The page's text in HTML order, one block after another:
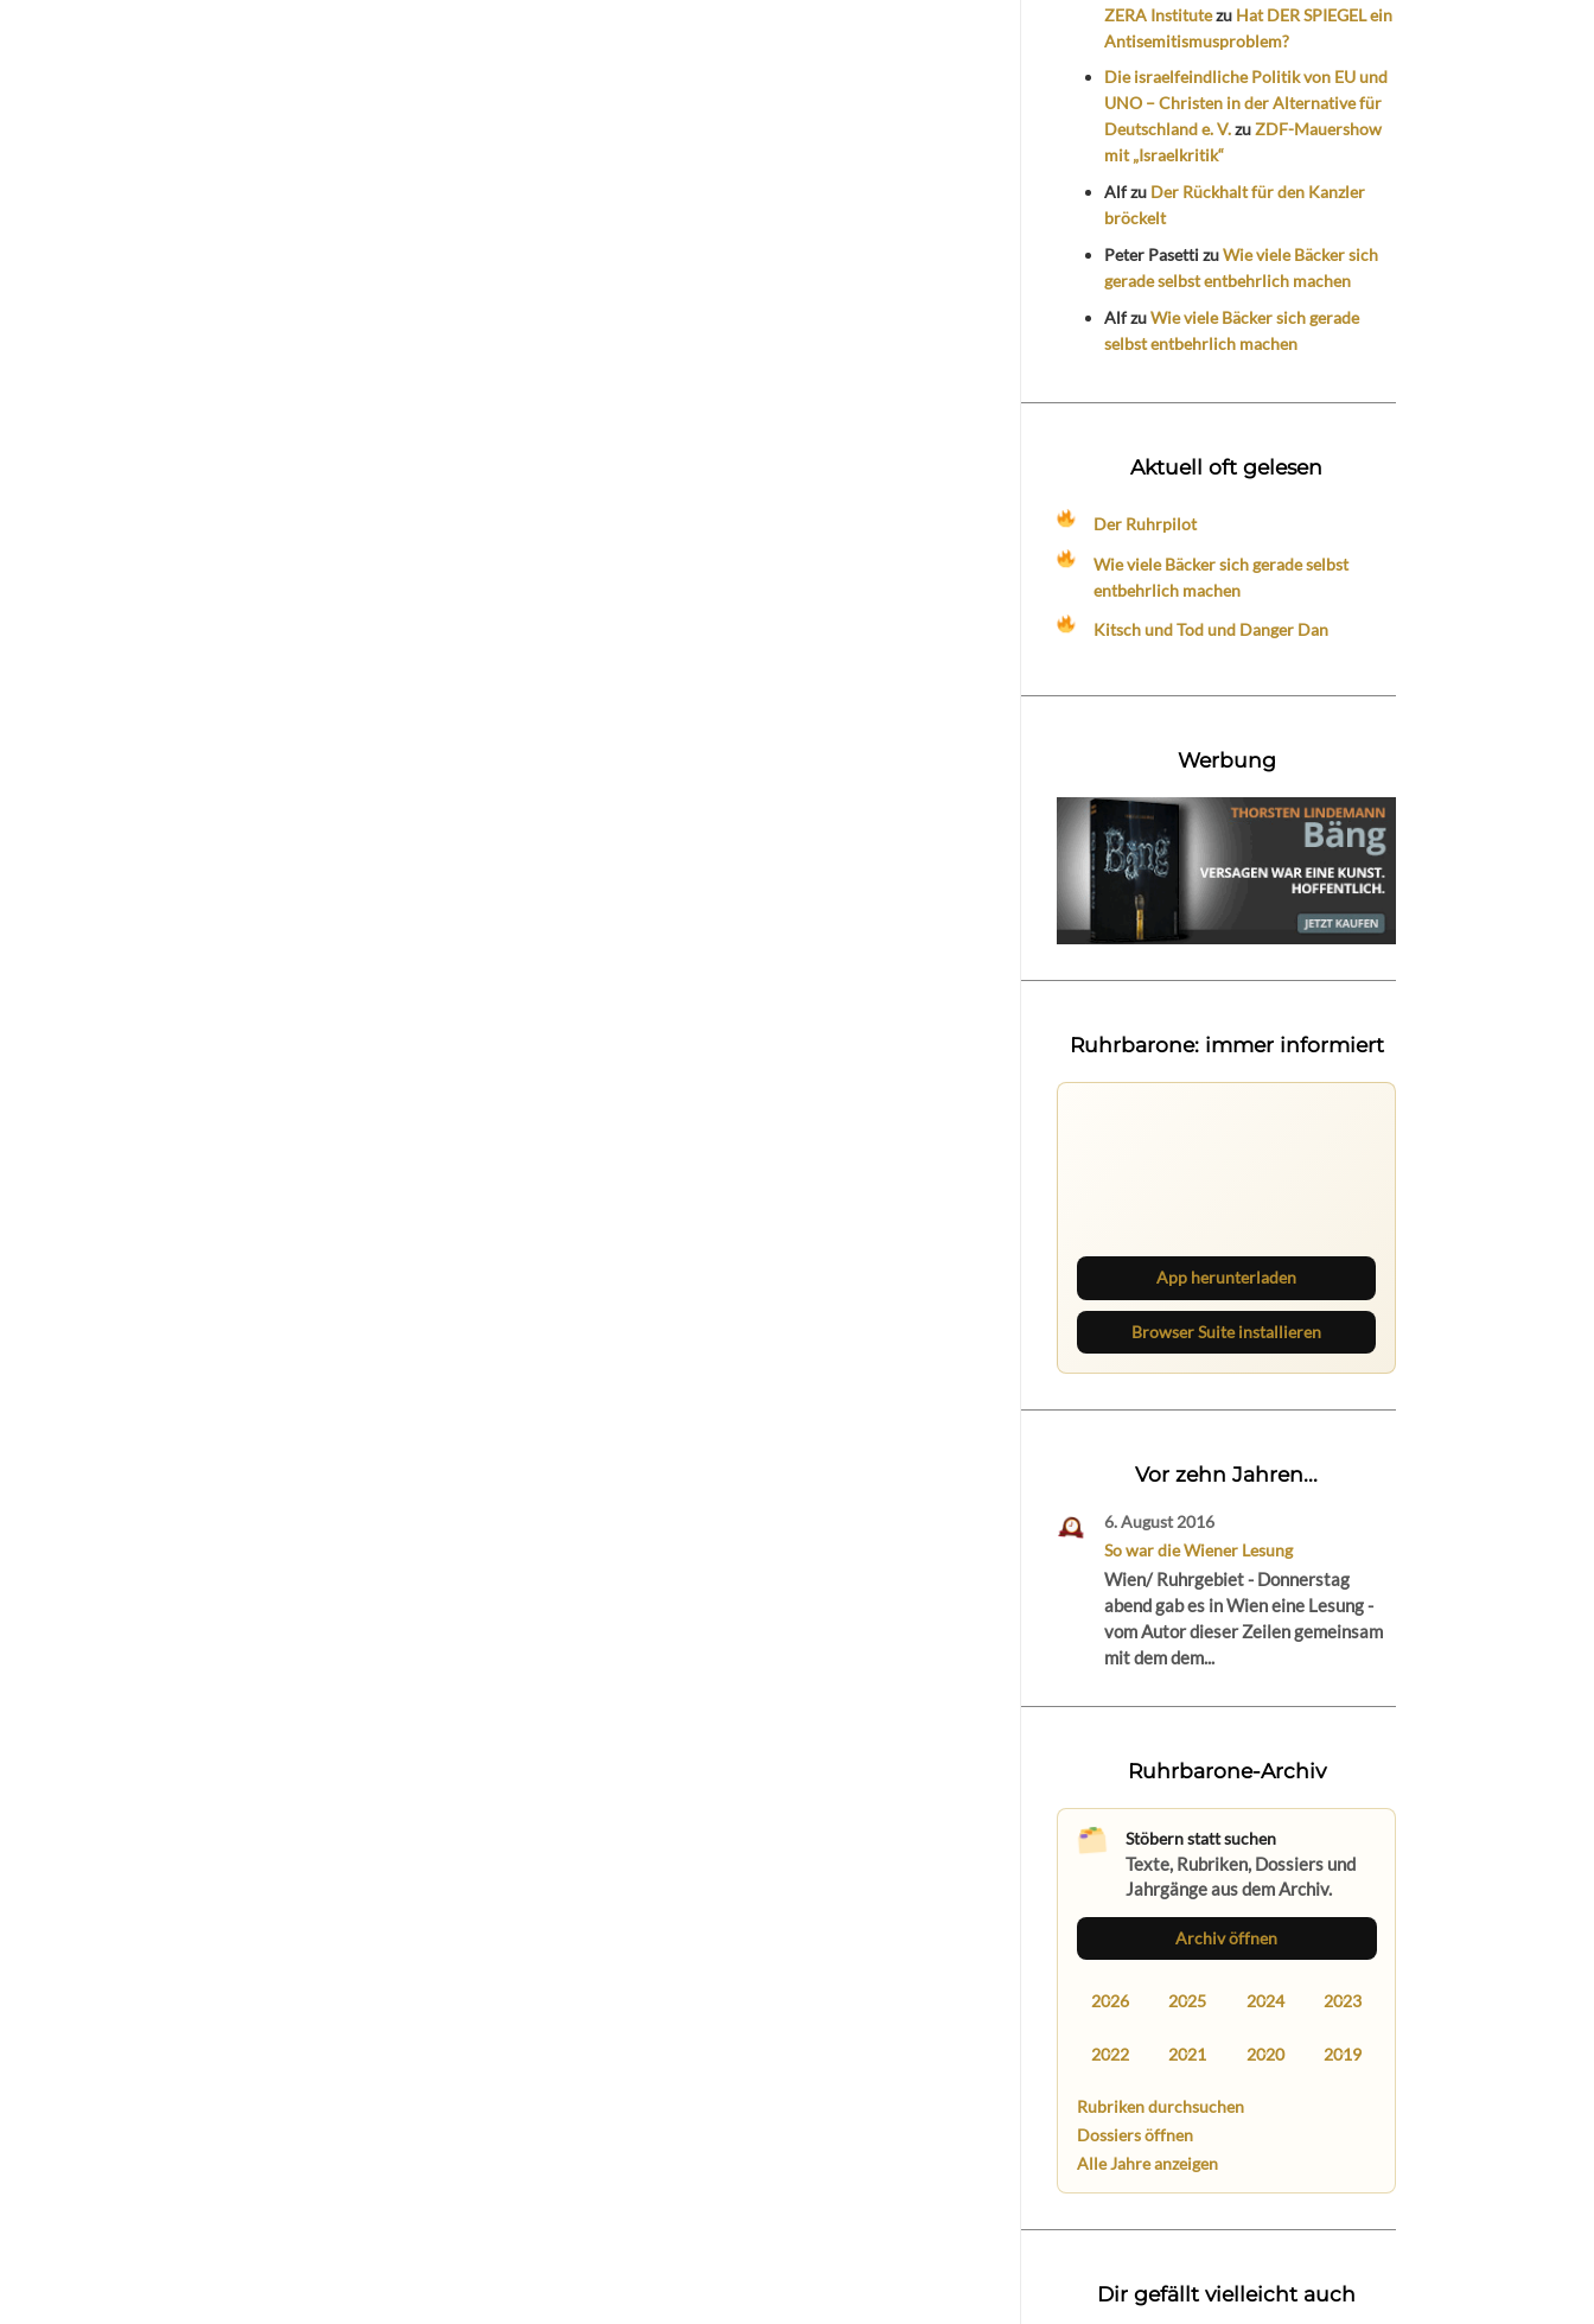
ZERA Institutezu Hat DER SPIEGEL ein
Antisemitismusproblem?
Die israelfeindliche Politik von EU und
UNO – Christen in der Alternative für
Deutschland e. V.zuZDF-Mauershow
mit „Israelkritik“
Alfzu Der Rückhalt für den Kanzler
bröckelt
Peter PasettizuWie viele Bäcker sich
gerade selbst entbehrlich machen
AlfzuWie viele Bäcker sich gerade
selbst entbehrlich machen
Aktuell oft gelesen
Der Ruhrpilot
Wie viele Bäcker sich gerade selbst
entbehrlich machen
Kitsch und Tod und Danger Dan
Werbung
Ruhrbarone: immer informiert
App herunterladen
Browser Suite installieren
Vor zehn Jahren...
6. August 2016
So war die Wiener Lesung
Wien/ Ruhrgebiet - Donnerstag
abend gab es in Wien eine Lesung -
vom Autor dieser Zeilen gemeinsam
mit dem dem...
Ruhrbarone-Archiv
Stöbern statt suchen
Texte, Rubriken, Dossiers und
Jahrgänge aus dem Archiv.
Archiv öffnen
2026 2025 2024 2023
2022 2021 2020 2019
Rubriken durchsuchen
Dossiers öffnen
Alle Jahre anzeigen
Dir gefällt vielleicht auch